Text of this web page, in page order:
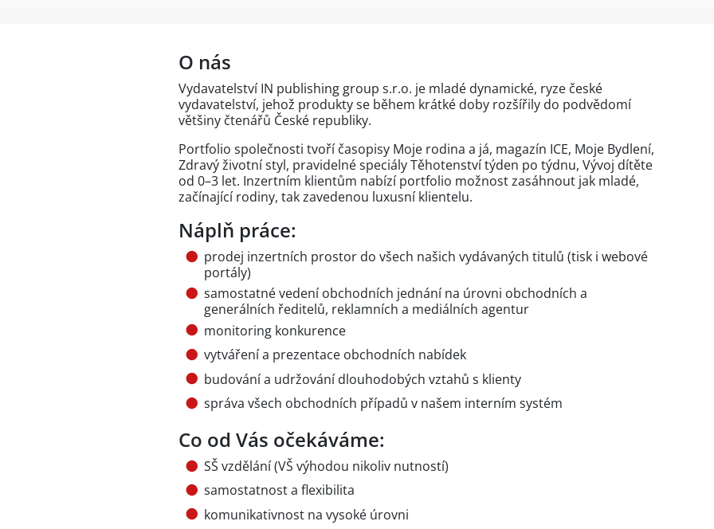
O nás
Vydavatelství IN publishing group s.r.o. je mladé dynamické, ryze české
vydavatelství, jehož produkty se během krátké doby rozšířily do podvědomí
většiny čtenářů České republiky.
Portfolio společnosti tvoří časopisy Moje rodina a já, magazín ICE, Moje Bydlení,
Zdravý životní styl, pravidelné speciály Těhotenství týden po týdnu, Vývoj dítěte
od 0–3 let. Inzertním klientům nabízí portfolio možnost zasáhnout jak mladé,
začínající rodiny, tak zavedenou luxusní klientelu.
Náplň práce:
prodej inzertních prostor do všech našich vydávaných titulů (tisk i webové
portály)
samostatné vedení obchodních jednání na úrovni obchodních a
generálních ředitelů, reklamních a mediálních agentur
monitoring konkurence
vytváření a prezentace obchodních nabídek
budování a udržování dlouhodobých vztahů s klienty
správa všech obchodních případů v našem interním systém
Co od Vás očekáváme:
SŠ vzdělání (VŠ výhodou nikoliv nutností)
samostatnost a flexibilita
komunikativnost na vysoké úrovni